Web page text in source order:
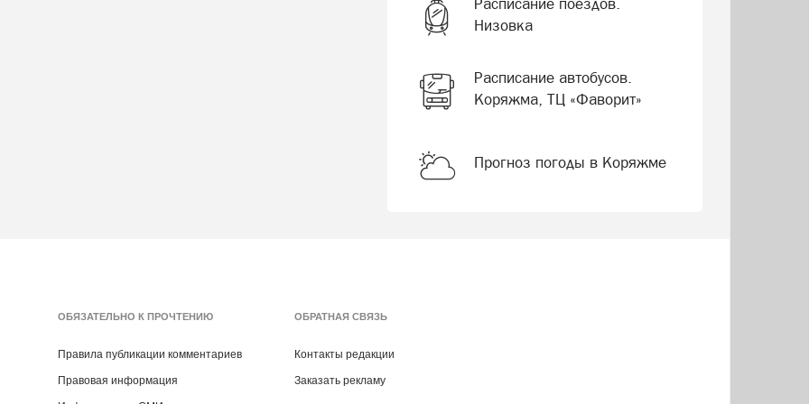
Низовка
Расписание автобусов.
Коряжма, ТЦ «Фаворит»
Прогноз погоды в Коряжме
ОБЯЗАТЕЛЬНО К ПРОЧТЕНИЮ
Правила публикации комментариев
Правовая информация
ОБРАТНАЯ СВЯЗЬ
Контакты редакции
Заказать рекламу